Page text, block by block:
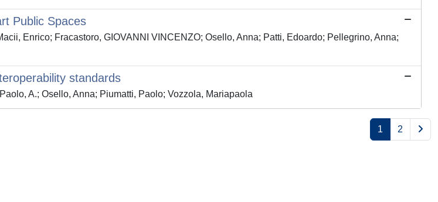
Public Spaces
Enrico; Fracastoro, GIOVANNI VINCENZO; Osello, Anna; Patti, Edoardo; Pellegrino, Anna;
standards
A.; Osello, Anna; Piumatti, Paolo; Vozzola, Mariapaola
1 2